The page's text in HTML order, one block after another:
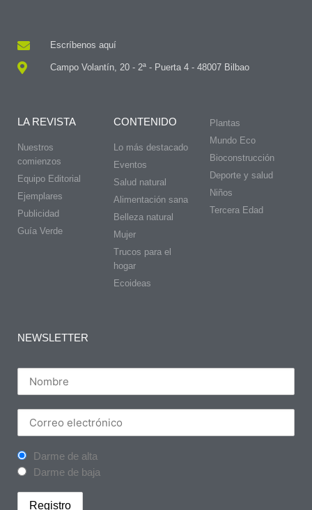
Escríbenos aquí
Campo Volantín, 20 - 2ª - Puerta 4 - 48007 Bilbao
LA REVISTA
Nuestros
comienzos
Equipo Editorial
Ejemplares
Publicidad
Guía Verde
CONTENIDO
Lo más destacado
Eventos
Salud natural
Alimentación sana
Belleza natural
Mujer
Trucos para el
hogar
Ecoideas
Plantas
Mundo Eco
Bioconstrucción
Deporte y salud
Niños
Tercera Edad
NEWSLETTER
Darme de alta
Darme de baja